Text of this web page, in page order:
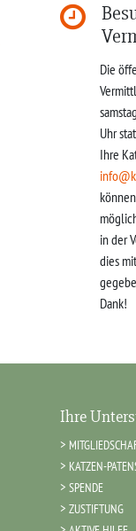
Die
Uhr
Ihre
in der
dies
Dank!
Ihre
KATZEN-
SPENDE
ZUSTIFTUNG